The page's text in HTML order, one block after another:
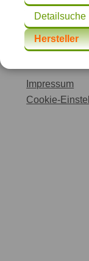
Detailsuche
Hersteller
Impressum
Cookie-